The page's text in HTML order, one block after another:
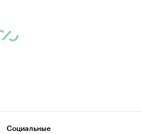
Социальные